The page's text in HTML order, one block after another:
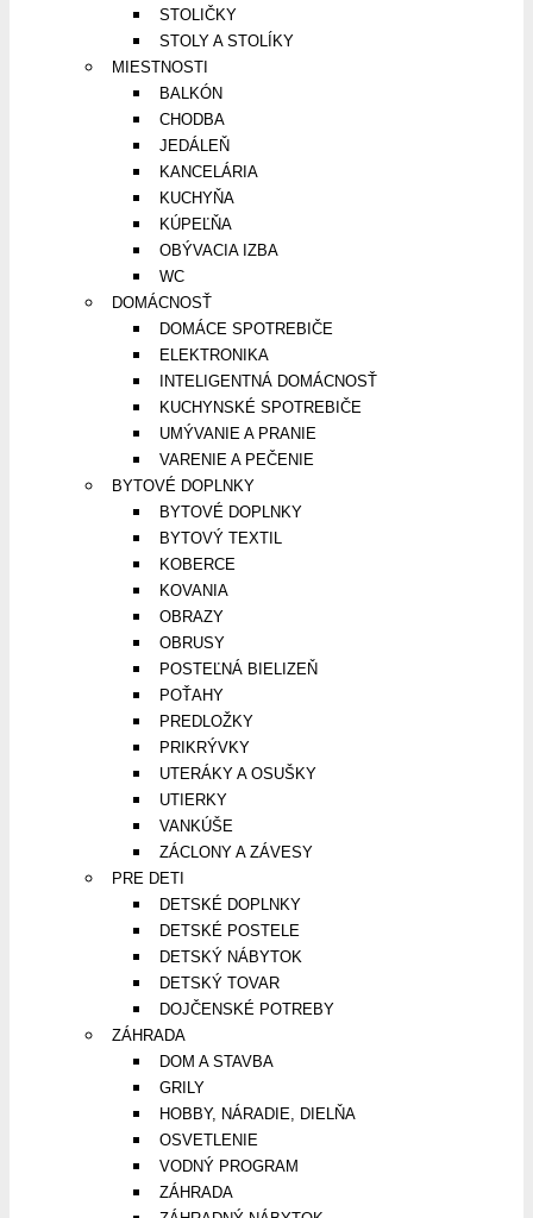
STOLIČKY
STOLY A STOLÍKY
MIESTNOSTI
BALKÓN
CHODBA
JEDÁLEŇ
KANCELÁRIA
KUCHYŇA
KÚPEĽŇA
OBÝVACIA IZBA
WC
DOMÁCNOSŤ
DOMÁCE SPOTREBIČE
ELEKTRONIKA
INTELIGENTNÁ DOMÁCNOSŤ
KUCHYNSKÉ SPOTREBIČE
UMÝVANIE A PRANIE
VARENIE A PEČENIE
BYTOVÉ DOPLNKY
BYTOVÉ DOPLNKY
BYTOVÝ TEXTIL
KOBERCE
KOVANIA
OBRAZY
OBRUSY
POSTEĽNÁ BIELIZEŇ
POŤAHY
PREDLOŽKY
PRIKRÝVKY
UTERÁKY A OSUŠKY
UTIERKY
VANKÚŠE
ZÁCLONY A ZÁVESY
PRE DETI
DETSKÉ DOPLNKY
DETSKÉ POSTELE
DETSKÝ NÁBYTOK
DETSKÝ TOVAR
DOJČENSKÉ POTREBY
ZÁHRADA
DOM A STAVBA
GRILY
HOBBY, NÁRADIE, DIELŇA
OSVETLENIE
VODNÝ PROGRAM
ZÁHRADA